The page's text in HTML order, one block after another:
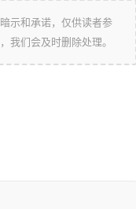
示和承诺，仅供读者参
我们会及时删除处理。